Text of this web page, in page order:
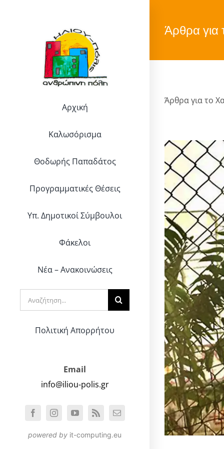
Αρχική
Καλωσόρισμα
Θοδωρής Παπαδάτος
Προγραμματικές Θέσεις
Υπ. Δημοτικοί Σύμβουλοι
Φάκελοι
Νέα – Ανακοινώσεις
Αναζήτηση
για:
Πολιτική Απορρήτου
Email
info@iliou-polis.gr
powered by it-computing.eu
Άρθρα για
Άρθρα για το